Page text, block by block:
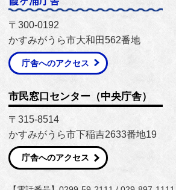
〒300-0192
かすみがうら市大和田562番地
庁舎へのアクセス
市民窓口センター（中央庁舎）
〒315-8514
かすみがうら市下稲吉2633番地19
庁舎へのアクセス